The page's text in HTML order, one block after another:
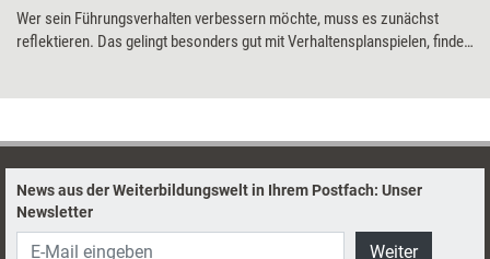
Wer sein Führungsverhalten verbessern möchte, muss es zunächst
reflektieren. Das gelingt besonders gut mit Verhaltensplanspielen, findet
News aus der Weiterbildungswelt in Ihrem Postfach: Unser
Newsletter
Weiter